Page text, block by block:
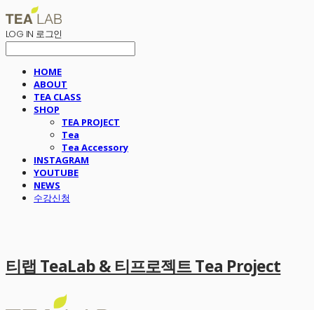
LOG IN 로그인
HOME
ABOUT
TEA CLASS
SHOP
TEA PROJECT
Tea
Tea Accessory
INSTAGRAM
YOUTUBE
NEWS
수강신청
티랩 TeaLab & 티프로젝트 Tea Project